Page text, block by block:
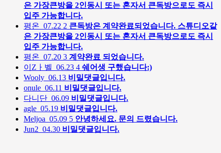
은 가장큰방을 2인동시 또는 혼자서 큰독방으로도 즉시
입주 가능합니다.
평온 07.22 2 큰독방은 계약완료되었습니다. 스튜디오같
은 가장큰방을 2인동시 또는 혼자서 큰독방으로도 즉시
입주 가능합니다.
평온 07.20 3 계약완료 되었습니다.
이Zㅏ벨 06.23 4 쉐어생 구했습니다:)
Wooly 06.13 비밀댓글입니다.
onule 06.11 비밀댓글입니다.
다니단 06.09 비밀댓글입니다.
agle 05.19 비밀댓글입니다.
Meljoa 05.09 5 안녕하세요. 문의 드렸습니다.
Jun2 04.30 비밀댓글입니다.